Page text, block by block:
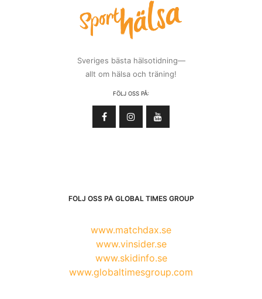
Sveriges bästa hälsotidning—
allt om hälsa och träning!
FÖLJ OSS PÅ:
FÖLJ OSS PÅ GLOBAL TIMES GROUP
www.matchdax.se
www.vinsider.se
www.skidinfo.se
www.globaltimesgroup.com